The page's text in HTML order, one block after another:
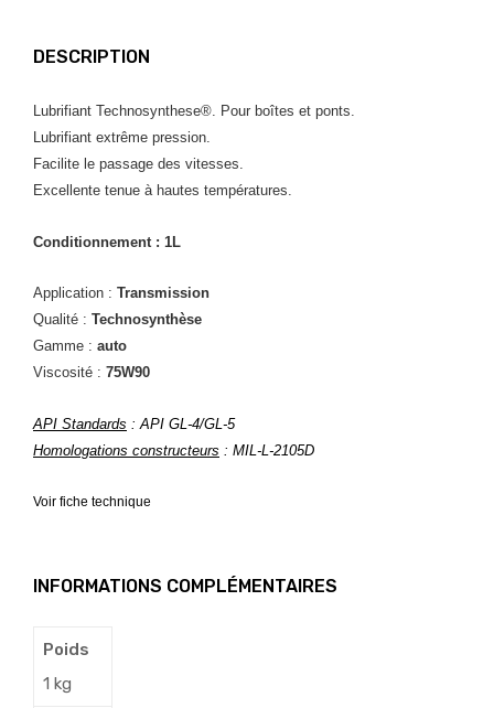
DESCRIPTION
Lubrifiant Technosynthese®. Pour boîtes et ponts.
Lubrifiant extrême pression.
Facilite le passage des vitesses.
Excellente tenue à hautes températures.
Conditionnement : 1L
Application : Transmission
Qualité : Technosynthèse
Gamme : auto
Viscosité : 75W90
API Standards : API GL-4/GL-5
Homologations constructeurs : MIL-L-2105D
Voir fiche technique
INFORMATIONS COMPLÉMENTAIRES
Poids
1 kg